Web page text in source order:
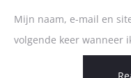
Mijn naam, e-mail en
volgende keer wanneer